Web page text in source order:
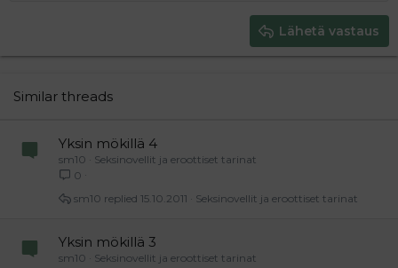
26
Lähetä vastaus
Similar threads
Yksin mökillä 4
sm10
Seksinovellit ja eroottiset tarinat
0
Seksinovellit ja eroottiset tarinat
15.10.2011
sm10
Yksin mökillä 3
sm10
Seksinovellit ja eroottiset tarinat